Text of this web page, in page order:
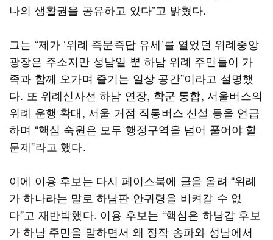
나의 생활권을 공유하고 있다”고 밝혔다.
그는 “제가 ‘위례 즉문즉답 유세’를 열었던 위례중앙
광장은 주소지만 성남일 뿐 하남 위례 주민들이 가
족과 함께 오가며 즐기는 일상 공간”이라고 설명했
다. 또 위례신사선 하남 연장, 학군 통합, 서울버스의
위례 운행 확대, 서울 거점 직통버스 신설 등을 언급
하며 “핵심 숙원은 모두 행정구역을 넘어 풀어야 할
문제”라고 했다.
이에 이용 후보는 다시 페이스북에 글을 올려 “위례
가 하나라는 말로 하남판 안귀령을 비켜갈 수 없
다”고 재반박했다. 이용 후보는 “핵심은 하남갑 후보
가 하남 주민을 말하면서 왜 정작 송파와 성남에서